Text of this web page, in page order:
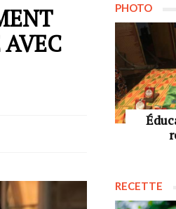
PHOTO
RECETTE